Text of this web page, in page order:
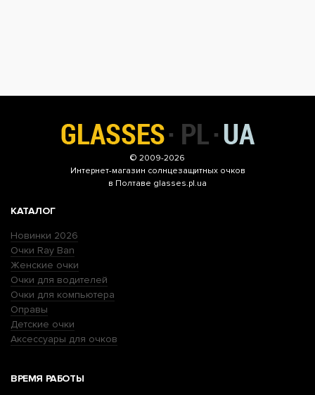
© 2009-2026
Интернет-магазин солнцезащитных очков
в Полтаве glasses.pl.ua
КАТАЛОГ
Новинки 2026
Очки Ray Ban
Женские очки
Очки для водителей
Очки для компьютера
Оправы
Детские очки
Аксессуары для очков
ВРЕМЯ РАБОТЫ